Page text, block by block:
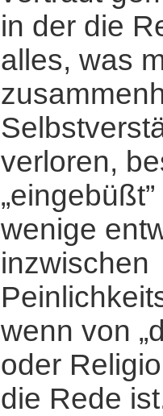
in der die
alles, was
verloren,
wenige
inzwischen
wenn von
oder
die Rede